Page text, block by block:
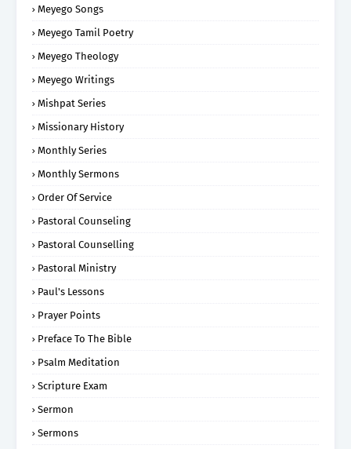
Meyego Songs
Meyego Tamil Poetry
Meyego Theology
Meyego Writings
Mishpat Series
Missionary History
Monthly Series
Monthly Sermons
Order Of Service
Pastoral Counseling
Pastoral Counselling
Pastoral Ministry
Paul's Lessons
Prayer Points
Preface To The Bible
Psalm Meditation
Scripture Exam
Sermon
Sermons